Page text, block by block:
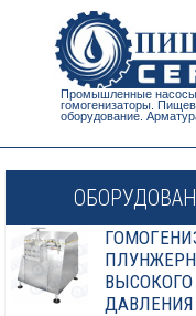
Промышленные
гомогенизаторы.
оборудование.
ВЫСОКОГО
ДАВЛЕНИЯ